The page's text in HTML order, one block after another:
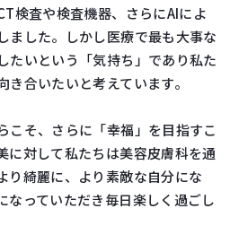
検査や検査機器、さらにAIによ
ました。しかし医療で最も大事な
たいという「気持ち」であり私た
合いたいと考えています。
こそ、さらに「幸福」を目指すこ
に対して私たちは美容皮膚科を通
り綺麗に、より素敵な自分にな
なっていただき毎日楽しく過ごし